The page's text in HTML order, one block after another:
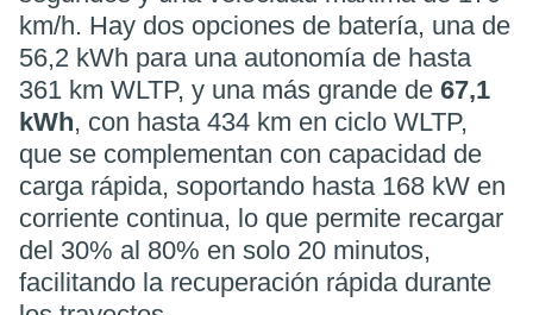
km/h. Hay dos opciones de batería, una de
56,2 kWh para una autonomía de hasta
361 km WLTP, y una más grande de 67,1
kWh, con hasta 434 km en ciclo WLTP,
que se complementan con capacidad de
carga rápida, soportando hasta 168 kW en
corriente continua, lo que permite recargar
del 30% al 80% en solo 20 minutos,
facilitando la recuperación rápida durante